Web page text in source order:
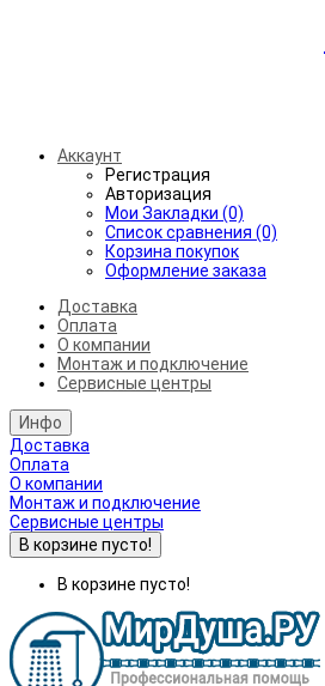
Аккаунт
Регистрация
Авторизация
Мои Закладки (0)
Список сравнения (0)
Корзина покупок
Оформление заказа
Доставка
Оплата
О компании
Монтаж и подключение
Сервисные центры
Инфо
Доставка
Оплата
О компании
Монтаж и подключение
Сервисные центры
В корзине пусто!
В корзине пусто!